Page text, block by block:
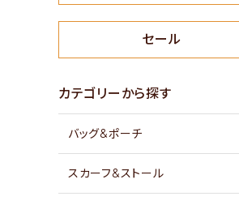
新商品
特集
セール
カテゴリーから探す
バッグ&ポーチ
スカーフ&ストール